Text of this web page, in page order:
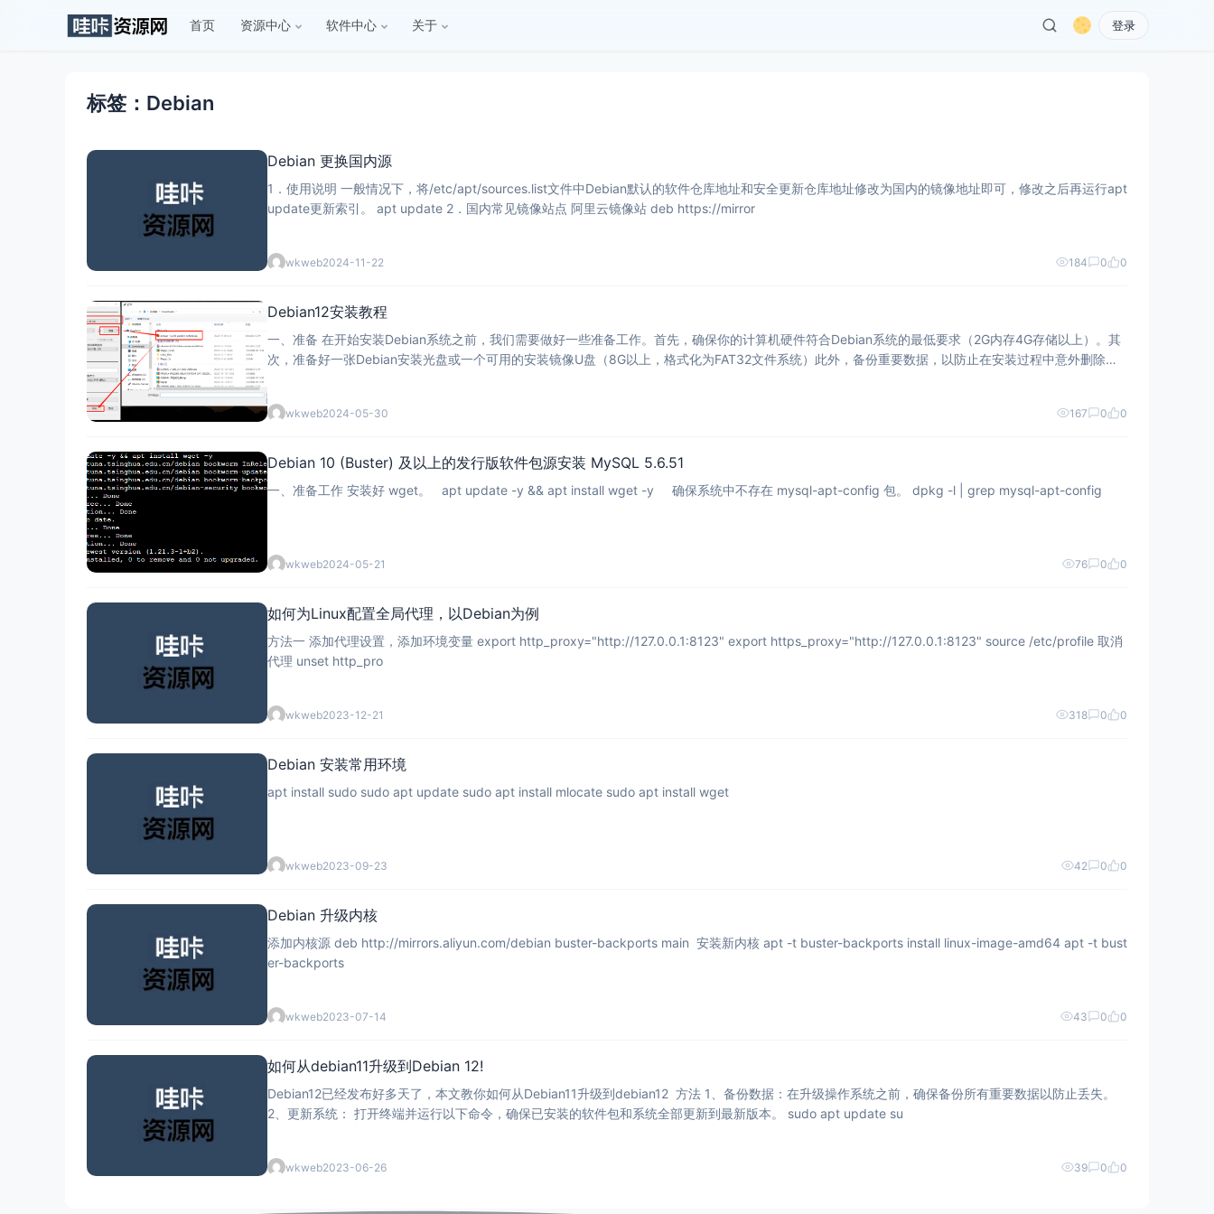
首页 资源中心 软件中心 关于 登录
标签：Debian
Debian 更换国内源
1．使用说明 一般情况下，将/etc/apt/sources.list文件中Debian默认的软件仓库地址和安全更新仓库地址修改为国内的镜像地址即可，修改之后再运行apt
update更新索引。 apt update 2．国内常见镜像站点 阿里云镜像站 deb https://mirror
wkweb2024-11-22 184 0 0
Debian12安装教程
一、准备 在开始安装Debian系统之前，我们需要做好一些准备工作。首先，确保你的计算机硬件符合Debian系统的最低要求（2G内存4G存储以上）。其
次，准备好一张Debian安装光盘或一个可用的安装镜像U盘（8G以上，格式化为FAT32文件系统）此外，备份重要数据，以防止在安装过程中意外删除数
wkweb2024-05-30 167 0 0
Debian 10 (Buster) 及以上的发行版软件包源安装 MySQL 5.6.51
一、准备工作 安装好 wget。 apt update -y && apt install wget -y 确保系统中不存在 mysql-apt-config 包。 dpkg -l | grep mysql-apt-config
wkweb2024-05-21 76 0 0
如何为Linux配置全局代理，以Debian为例
方法一 添加代理设置，添加环境变量 export http_proxy="http://127.0.0.1:8123" export https_proxy="http://127.0.0.1:8123" source /etc/profile 取消
代理 unset http_pro
wkweb2023-12-21 318 0 0
Debian 安装常用环境
wkweb2023-09-23 42 0 0
Debian 升级内核
添加内核源 deb http://mirrors.aliyun.com/debian buster-backports main 安装新内核 apt -t buster-backports install linux-image-amd64 apt -t bust
er-backports
wkweb2023-07-14 43 0 0
如何从debian11升级到Debian 12!
Debian12已经发布好多天了，本文教你如何从Debian11升级到debian12 方法 1、备份数据：在升级操作系统之前，确保备份所有重要数据以防止丢失。
2、更新系统： 打开终端并运行以下命令，确保已安装的软件包和系统全部更新到最新版本。 sudo apt update su
wkweb2023-06-26 39 0 0